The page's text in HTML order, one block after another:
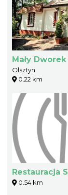
Mały
Olsztyn
0.22 km
Restauracja
0.54 km